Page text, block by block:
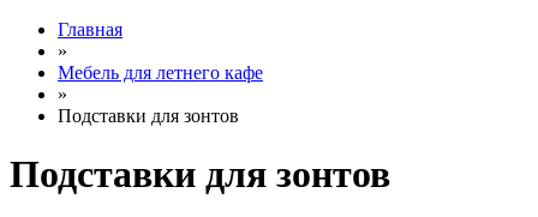
Главная
»
Мебель для летнего кафе
»
Подставки для зонтов
Подставки для зонтов